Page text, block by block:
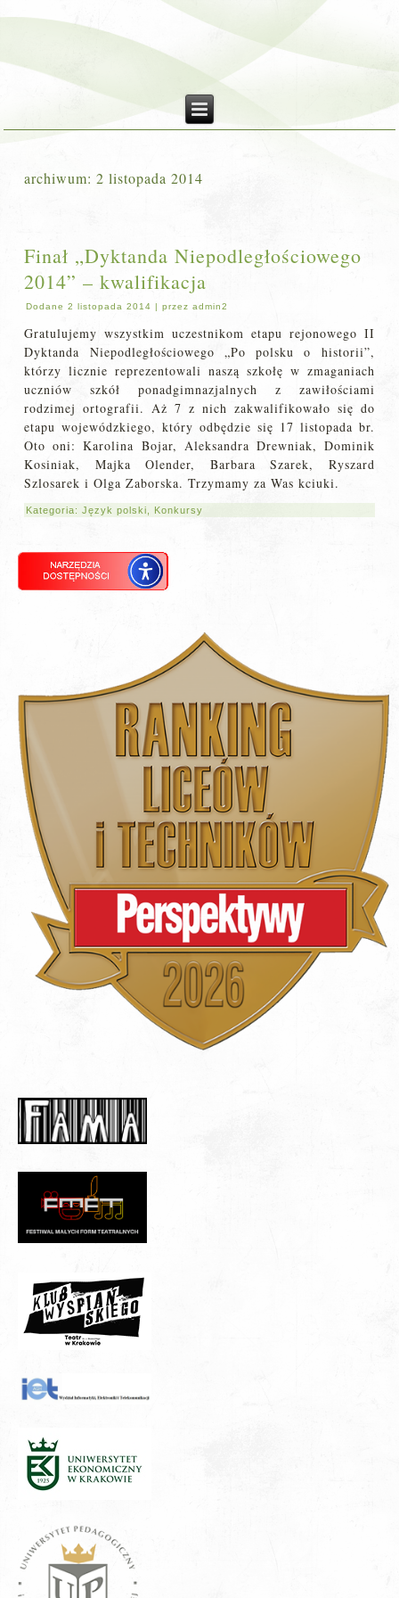
archiwum:2 listopada 2014
Finał „Dyktanda Niepodległościowego
2014” – kwalifikacja
Dodane 2 listopada 2014 |przez admin2
Gratulujemy wszystkim uczestnikom etapu rejonowego II
Dyktanda Niepodległościowego „Po polsku o historii”,
którzy licznie reprezentowali naszą szkołę w zmaganiach
uczniów szkół ponadgimnazjalnych z zawiłościami
rodzimej ortografii. Aż 7 z nich zakwalifikowało się do
etapu wojewódzkiego, który odbędzie się 17 listopada br.
Oto oni: Karolina Bojar, Aleksandra Drewniak, Dominik
Kosiniak, Majka Olender, Barbara Szarek, Ryszard
Szlosarek i Olga Zaborska. Trzymamy za Was kciuki.
Kategoria:Język polski Konkursy